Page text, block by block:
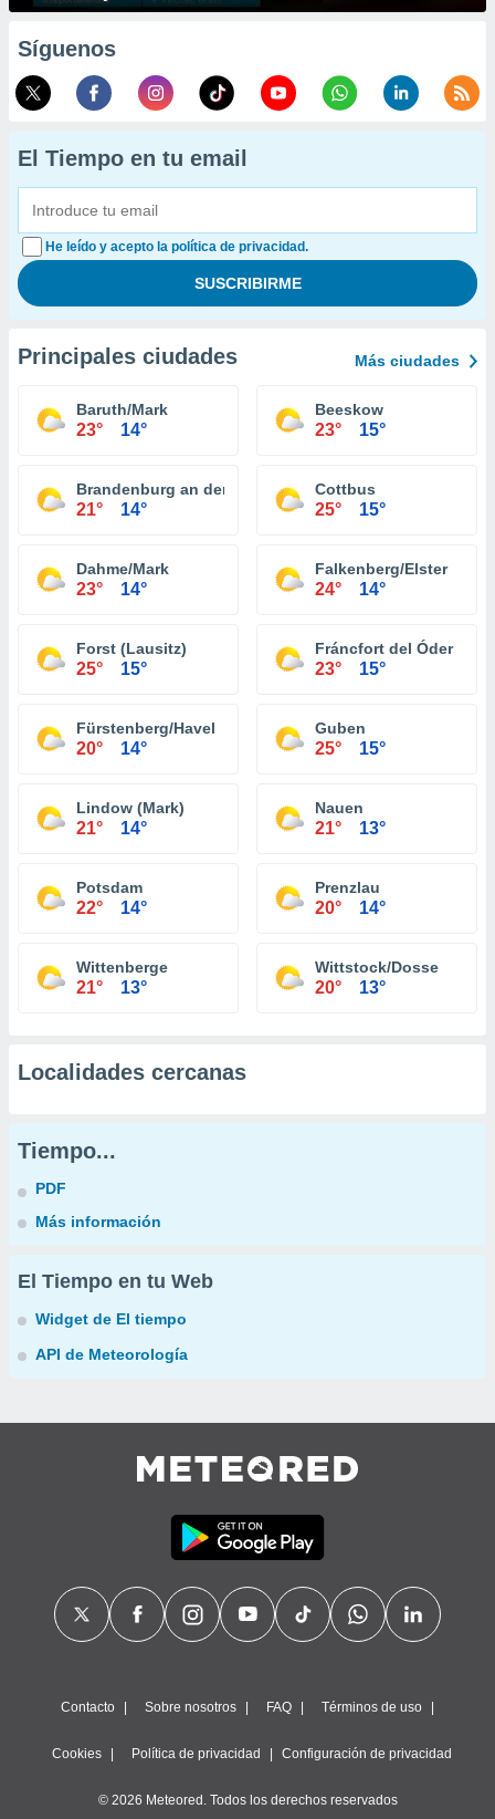
Síguenos
El Tiempo en tu email
He leído y acepto la política de privacidad.
Principales ciudades Más ciudades
Baruth/Mark
23° 14°
Beeskow
23° 15°
Brandenburg an der Havel
21° 14°
Cottbus
25° 15°
Dahme/Mark
23° 14°
Falkenberg/Elster
24° 14°
Forst (Lausitz)
25° 15°
Fráncfort del Óder
23° 15°
Fürstenberg/Havel
20° 14°
Guben
25° 15°
Lindow (Mark)
21° 14°
Nauen
21° 13°
Potsdam
22° 14°
Prenzlau
20° 14°
Wittenberge
21° 13°
Wittstock/Dosse
20° 13°
Localidades cercanas
Tiempo...
PDF
Más información
El Tiempo en tu Web
Widget de El tiempo
API de Meteorología
Contacto Sobre nosotros FAQ Términos de uso
Cookies Política de privacidad Configuración de privacidad
© 2026 Meteored. Todos los derechos reservados